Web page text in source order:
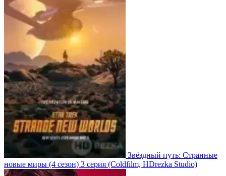
Звёздный путь: Странные
новые миры (4 сезон) 3 серия (Coldfilm, HDrezka Studio)